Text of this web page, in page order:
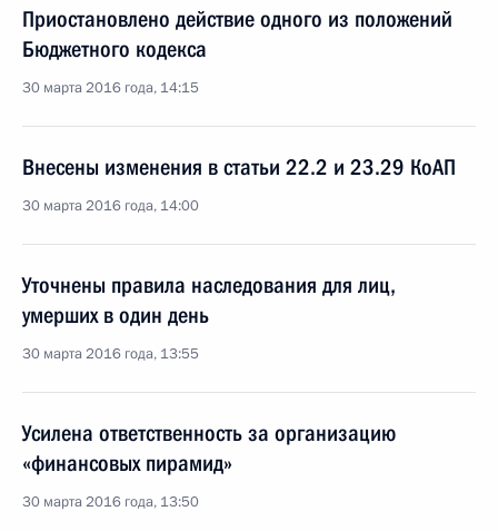
Приостановлено действие одного из положений
Бюджетного кодекса
30 марта 2016 года, 14:15
Внесены изменения в статьи 22.2 и 23.29 КоАП
30 марта 2016 года, 14:00
Уточнены правила наследования для лиц,
умерших в один день
30 марта 2016 года, 13:55
Усилена ответственность за организацию
«финансовых пирамид»
30 марта 2016 года, 13:50